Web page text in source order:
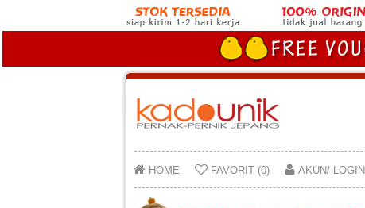
HOME FAVORIT (0) AKUN/ LOGIN